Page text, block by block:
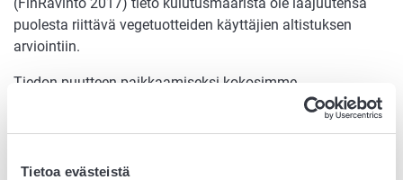
Tietoa evästeistä
puolesta riittävä vegetuotteiden käyttäjien altistuksen
arviointiin.
Tiedon puutteen paikkaamiseksi kokosimme
kyselytutkimuksella maitotuotteiden kasviperäisiä
vaihtoehtoja edes joskus käyttäviltä suomalaisilta eri
Ruoankäyttötietojaan altistuksen arviointiin antoi yli 1700